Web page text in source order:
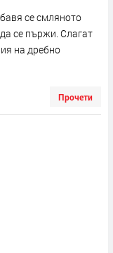
се смляното
се пържи. Слагат
на дребно
Прочети